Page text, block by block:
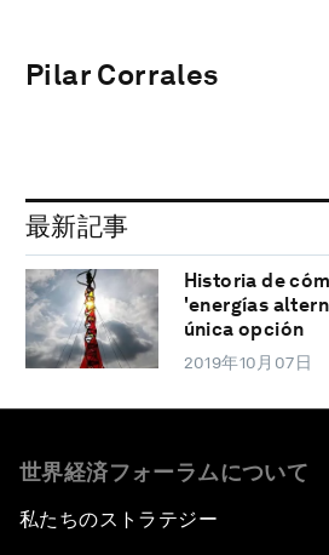
Pilar Corrales
最新記事
Historia de
'energías
única opción
2019年10月07日
世界経済フォーラムについて
私たちのストラテジー